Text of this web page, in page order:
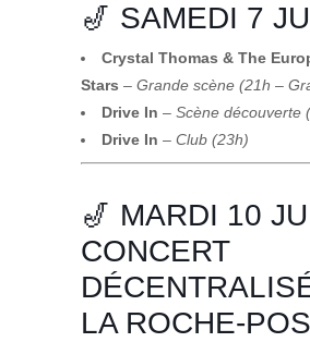
🎷 SAMEDI 7
Crystal Thomas & The
Stars – Grande scène (21h –
Drive In – Scène découverte
Drive In – Club (23h)
🎷 MARDI 10
CONCERT
LA ROCHE-